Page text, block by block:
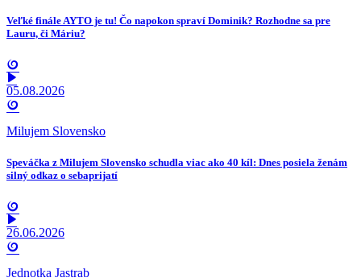
Veľké finále AYTO je tu! Čo napokon spraví Dominik? Rozhodne sa pre
Lauru, či Máriu?
05.08.2026
Milujem Slovensko
Speváčka z Milujem Slovensko schudla viac ako 40 kíl: Dnes posiela ženám
silný odkaz o sebaprijatí
26.06.2026
Jednotka Jastrab